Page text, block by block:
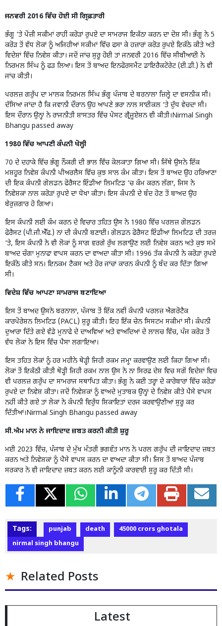
ਜਨਵਰੀ 2016 ਵਿੱਚ ਹੋਈ ਸੀ ਗ੍ਰਿਫ਼ਤਾਰੀ
ਭੰਗੂ ‘ਤੇ ਪੋਂਜ਼ੀ ਸਕੀਮਾਂ ਰਾਹੀਂ ਕਰੋੜਾਂ ਰੁਪਏ ਦਾ ਸਾਮਰਾਜ ਇਕੱਠਾ ਕਰਨ ਦਾ ਦੋਸ਼ ਸੀ। ਭੰਗੂ ਨੇ 5
ਕਰੋੜ ਤੋਂ ਵੱਧ ਲੋਕਾਂ ਨੂੰ ਅਜਿਹੀਆਂ ਸਕੀਮਾਂ ਵਿੱਚ ਫਸਾ ਕੇ ਹਜ਼ਾਰਾਂ ਕਰੋੜ ਰੁਪਏ ਇਕੱਠੇ ਕੀਤੇ ਅਤੇ
ਵਿਦੇਸ਼ਾਂ ਵਿੱਚ ਨਿਵੇਸ਼ ਕੀਤਾ। ਜਦੋਂ ਜਾਂਚ ਸ਼ੁਰੂ ਹੋਈ ਤਾਂ ਜਨਵਰੀ 2016 ਵਿੱਚ ਸੀਬੀਆਈ ਨੇ
ਨਿਰਮਲ ਸਿੰਘ ਨੂੰ ਫੜ ਲਿਆ। ਇਸ ਤੋਂ ਬਾਅਦ ਇਨਫੋਰਸਮੈਂਟ ਡਾਇਰੈਕਟੋਰੇਟ (ਈ.ਡੀ.) ਨੇ ਵੀ
ਜਾਂਚ ਕੀਤੀ।
ਪਰਲਜ਼ ਗਰੁੱਪ ਦਾ ਮਾਲਕ ਨਿਰਮਲ ਸਿੰਘ ਭੰਗੂ ਪੰਜਾਬ ਦੇ ਬਰਨਾਲਾ ਜ਼ਿਲ੍ਹੇ ਦਾ ਵਸਨੀਕ ਸੀ।
ਦੱਸਿਆ ਜਾਂਦਾ ਹੈ ਕਿ ਜਵਾਨੀ ਦੌਰਾਨ ਉਹ ਆਪਣੇ ਭਰਾ ਨਾਲ ਸਾਈਕਲ ‘ਤੇ ਦੁੱਧ ਵੇਚਦਾ ਸੀ।
ਇਸ ਦੌਰਾਨ ਉਨ੍ਹਾਂ ਨੇ ਰਾਜਨੀਤੀ ਸ਼ਾਸਤਰ ਵਿੱਚ ਪੋਸਟ ਗ੍ਰੈਜੂਏਸ਼ਨ ਵੀ ਕੀਤੀ।Nirmal Singh
Bhangu passed away
1980 ਵਿੱਚ ਆਪਣੀ ਕੰਪਨੀ ਖੋਲ੍ਹੀ
70 ਦੇ ਦਹਾਕੇ ਵਿੱਚ ਭੰਗੂ ਨੌਕਰੀ ਦੀ ਭਾਲ ਵਿੱਚ ਕੋਲਕਾਤਾ ਗਿਆ ਸੀ। ਜਿੱਥੇ ਉਸਨੇ ਇੱਕ
ਮਸ਼ਹੂਰ ਨਿਵੇਸ਼ ਕੰਪਨੀ ਪੀਅਰਲੈਸ ਵਿੱਚ ਕੁਝ ਸਾਲ ਕੰਮ ਕੀਤਾ। ਇਸ ਤੋਂ ਬਾਅਦ ਉਹ ਹਰਿਆਣਾ
ਦੀ ਇਕ ਕੰਪਨੀ ਗੋਲਡਨ ਫੋਰੈਸਟ ਇੰਡੀਆ ਲਿਮਟਿਡ ‘ਚ ਕੰਮ ਕਰਨ ਲੱਗਾ, ਜਿਸ ਨੇ
ਨਿਵੇਸ਼ਕਾਂ ਨਾਲ ਕਰੋੜਾਂ ਰੁਪਏ ਦਾ ਧੋਖਾ ਕੀਤਾ। ਇਸ ਕੰਪਨੀ ਦੇ ਬੰਦ ਹੋਣ ਤੋਂ ਬਾਅਦ ਉਹ
ਬੇਰੁਜ਼ਗਾਰ ਹੋ ਗਿਆ।
ਇਸ ਕੰਪਨੀ ਲਈ ਕੰਮ ਕਰਨ ਦੇ ਵਿਚਾਰ ਤਹਿਤ ਉਸ ਨੇ 1980 ਵਿੱਚ ਪਰਲਜ਼ ਗੋਲਡਨ
ਫੋਰੈਸਟ (ਪੀ.ਜੀ.ਐੱਫ.) ਨਾਂ ਦੀ ਕੰਪਨੀ ਬਣਾਈ। ਗੋਲਡਨ ਫੋਰੈਸਟ ਇੰਡੀਆ ਲਿਮਟਿਡ ਦੀ ਤਰਜ਼
‘ਤੇ, ਇਸ ਕੰਪਨੀ ਨੇ ਵੀ ਲੋਕਾਂ ਨੂੰ ਸਾਗ ਵਰਗੇ ਰੁੱਖ ਲਗਾਉਣ ਲਈ ਨਿਵੇਸ਼ ਕਰਨ ਅਤੇ ਕੁਝ ਸਮੇਂ
ਬਾਅਦ ਚੰਗਾ ਮੁਨਾਫਾ ਵਾਪਸ ਕਰਨ ਦਾ ਵਾਅਦਾ ਕੀਤਾ ਸੀ। 1996 ਤੱਕ ਕੰਪਨੀ ਨੇ ਕਰੋੜਾਂ ਰੁਪਏ
ਇਕੱਠੇ ਕੀਤੇ ਸਨ। ਇਨਕਮ ਟੈਕਸ ਅਤੇ ਹੋਰ ਜਾਂਚਾਂ ਕਾਰਨ ਕੰਪਨੀ ਨੂੰ ਬੰਦ ਕਰ ਦਿੱਤਾ ਗਿਆ
ਸੀ।
ਵਿਦੇਸ਼ ਵਿੱਚ ਆਪਣਾ ਸਾਮਰਾਜ ਬਣਾਇਆ
ਇਸ ਤੋਂ ਬਾਅਦ ਉਸਨੇ ਬਰਨਾਲਾ, ਪੰਜਾਬ ਤੋਂ ਇੱਕ ਨਵੀਂ ਕੰਪਨੀ ਪਰਲਜ਼ ਐਗਰੋਟੈਕ
ਕਾਰਪੋਰੇਸ਼ਨ ਲਿਮਟਿਡ (PACL) ਸ਼ੁਰੂ ਕੀਤੀ। ਇਹ ਇੱਕ ਚੇਨ ਸਿਸਟਮ ਸਕੀਮਾਂ ਸੀ। ਕੰਪਨੀ
ਦੁਆਰਾ ਦਿੱਤੇ ਗਏ ਵੱਡੇ ਮੁਨਾਫੇ ਦੇ ਦਾਅਵਿਆਂ ਅਤੇ ਵਾਅਦਿਆਂ ਦੇ ਲਾਲਚ ਵਿੱਚ, ਪੰਜ ਕਰੋੜ ਤੋਂ
ਵੱਧ ਲੋਕਾਂ ਨੇ ਇਸ ਵਿੱਚ ਪੈਸਾ ਲਗਾਇਆ।
ਇਸ ਤਹਿਤ ਲੋਕਾਂ ਨੂੰ ਹਰ ਮਹੀਨੇ ਥੋੜ੍ਹੀ ਜਿਹੀ ਰਕਮ ਜਮ੍ਹਾ ਕਰਵਾਉਣ ਲਈ ਕਿਹਾ ਗਿਆ ਸੀ।
ਲੋਕਾਂ ਤੋਂ ਇਕੱਠੀ ਕੀਤੀ ਥੋੜ੍ਹੀ ਜਿਹੀ ਰਕਮ ਨਾਲ ਉਸ ਨੇ ਨਾ ਸਿਰਫ਼ ਦੇਸ਼ ਵਿਚ ਸਗੋਂ ਵਿਦੇਸ਼ਾਂ ਵਿਚ
ਵੀ ਪਰਲਜ਼ ਗਰੁੱਪ ਦਾ ਸਾਮਰਾਜ ਸਥਾਪਿਤ ਕੀਤਾ। ਭੰਗੂ ਨੇ ਕਈ ਤਰ੍ਹਾਂ ਦੇ ਕਾਰੋਬਾਰਾਂ ਵਿੱਚ ਕਰੋੜਾਂ
ਰੁਪਏ ਦਾ ਨਿਵੇਸ਼ ਕੀਤਾ। ਜਦੋਂ ਨਿਵੇਸ਼ਕਾਂ ਨੂੰ ਵਾਅਦੇ ਮੁਤਾਬਕ ਉਨ੍ਹਾਂ ਦੇ ਨਿਵੇਸ਼ ਕੀਤੇ ਪੈਸੇ ਵਾਪਸ
ਨਹੀਂ ਕੀਤੇ ਗਏ ਤਾਂ ਲੋਕਾਂ ਨੇ ਕੰਪਨੀ ਵਿਰੁੱਧ ਸ਼ਿਕਾਇਤਾਂ ਦਰਜ ਕਰਵਾਉਣੀਆਂ ਸ਼ੁਰੂ ਕਰ
ਦਿੱਤੀਆਂ।Nirmal Singh Bhangu passed away
ਸੀ.ਐਮ ਮਾਨ ਨੇ ਜਾਇਦਾਦ ਜ਼ਬਤ ਕਰਨੀ ਕੀਤੀ ਸ਼ੁਰੂ
ਮਈ 2023 ਵਿੱਚ, ਪੰਜਾਬ ਦੇ ਮੁੱਖ ਮੰਤਰੀ ਭਗਵੰਤ ਮਾਨ ਨੇ ਪਰਲ ਗਰੁੱਪ ਦੀ ਜਾਇਦਾਦ ਜ਼ਬਤ
ਕਰਨ ਅਤੇ ਨਿਵੇਸ਼ਕਾਂ ਨੂੰ ਪੈਸੇ ਵਾਪਸ ਕਰਨ ਦਾ ਵਾਅਦਾ ਕੀਤਾ ਸੀ। ਜਿਸ ਤੋਂ ਬਾਅਦ ਪੰਜਾਬ
ਸਰਕਾਰ ਨੇ ਵੀ ਜਾਇਦਾਦ ਜ਼ਬਤ ਕਰਨ ਲਈ ਕਾਨੂੰਨੀ ਕਾਰਵਾਈ ਸ਼ੁਰੂ ਕਰ ਦਿੱਤੀ ਸੀ।
Tags: punjab death
45000 crors ghotala
nirmal singh bhangu
Related Posts
Latest